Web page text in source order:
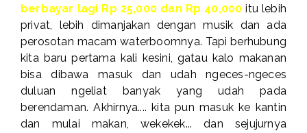
berbayar lagi Rp 25,000 dan Rp 40,000 itu lebih
privat, lebih dimanjakan dengan musik dan ada
perosotan macam waterboomnya. Tapi berhubung
kita baru pertama kali kesini, gatau kalo makanan
bisa dibawa masuk dan udah ngeces-ngeces
duluan ngeliat banyak yang udah pada
berendaman. Akhirnya.... kita pun masuk ke kantin
dan mulai makan, wekekek... dan sejujurnya